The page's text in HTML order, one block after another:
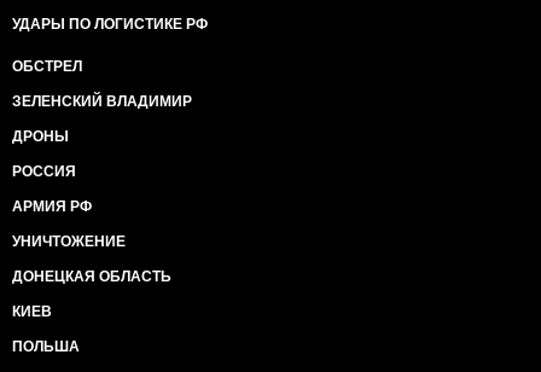
УДАРЫ ПО ЛОГИСТИКЕ РФ
ОБСТРЕЛ
ЗЕЛЕНСКИЙ ВЛАДИМИР
ДРОНЫ
РОССИЯ
АРМИЯ РФ
УНИЧТОЖЕНИЕ
ДОНЕЦКАЯ ОБЛАСТЬ
КИЕВ
ПОЛЬША